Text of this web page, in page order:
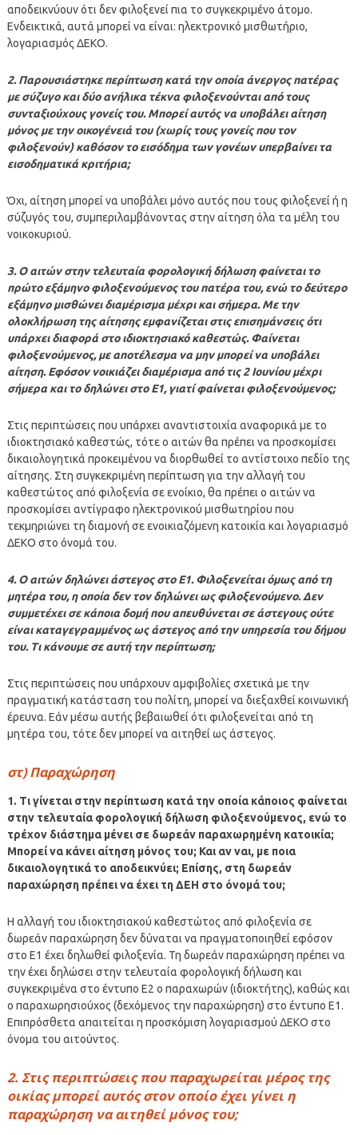
αποδεικνύουν ότι δεν φιλοξενεί πια το συγκεκριμένο άτομο.
Ενδεικτικά, αυτά μπορεί να είναι: ηλεκτρονικό μισθωτήριο,
λογαριασμός ΔΕΚΟ.
2. Παρουσιάστηκε περίπτωση κατά την οποία άνεργος πατέρας
με σύζυγο και δύο ανήλικα τέκνα φιλοξενούνται από τους
συνταξιούχους γονείς του. Μπορεί αυτός να υποβάλει αίτηση
μόνος με την οικογένειά του (χωρίς τους γονείς που τον
φιλοξενούν) καθόσον το εισόδημα των γονέων υπερβαίνει τα
εισοδηματικά κριτήρια;
Όχι, αίτηση μπορεί να υποβάλει μόνο αυτός που τους φιλοξενεί ή η
σύζυγός του, συμπεριλαμβάνοντας στην αίτηση όλα τα μέλη του
νοικοκυριού.
3. Ο αιτών στην τελευταία φορολογική δήλωση φαίνεται το
πρώτο εξάμηνο φιλοξενούμενος του πατέρα του, ενώ το δεύτερο
εξάμηνο μισθώνει διαμέρισμα μέχρι και σήμερα. Με την
ολοκλήρωση της αίτησης εμφανίζεται στις επισημάνσεις ότι
υπάρχει διαφορά στο ιδιοκτησιακό καθεστώς. Φαίνεται
φιλοξενούμενος, με αποτέλεσμα να μην μπορεί να υποβάλει
αίτηση. Εφόσον νοικιάζει διαμέρισμα από τις 2 Ιουνίου μέχρι
σήμερα και το δηλώνει στο Ε1, γιατί φαίνεται φιλοξενούμενος;
Στις περιπτώσεις που υπάρχει αναντιστοιχία αναφορικά με το
ιδιοκτησιακό καθεστώς, τότε ο αιτών θα πρέπει να προσκομίσει
δικαιολογητικά προκειμένου να διορθωθεί το αντίστοιχο πεδίο της
αίτησης. Στη συγκεκριμένη περίπτωση για την αλλαγή του
καθεστώτος από φιλοξενία σε ενοίκιο, θα πρέπει ο αιτών να
προσκομίσει αντίγραφο ηλεκτρονικού μισθωτηρίου που
τεκμηριώνει τη διαμονή σε ενοικιαζόμενη κατοικία και λογαριασμό
ΔΕΚΟ στο όνομά του.
4. Ο αιτών δηλώνει άστεγος στο Ε1. Φιλοξενείται όμως από τη
μητέρα του, η οποία δεν τον δηλώνει ως φιλοξενούμενο. Δεν
συμμετέχει σε κάποια δομή που απευθύνεται σε άστεγους ούτε
είναι καταγεγραμμένος ως άστεγος από την υπηρεσία του δήμου
του. Τι κάνουμε σε αυτή την περίπτωση;
Στις περιπτώσεις που υπάρχουν αμφιβολίες σχετικά με την
πραγματική κατάσταση του πολίτη, μπορεί να διεξαχθεί κοινωνική
έρευνα. Εάν μέσω αυτής βεβαιωθεί ότι φιλοξενείται από τη
μητέρα του, τότε δεν μπορεί να αιτηθεί ως άστεγος.
στ) Παραχώρηση
1. Τι γίνεται στην περίπτωση κατά την οποία κάποιος φαίνεται
στην τελευταία φορολογική δήλωση φιλοξενούμενος, ενώ το
τρέχον διάστημα μένει σε δωρεάν παραχωρημένη κατοικία;
Μπορεί να κάνει αίτηση μόνος του; Και αν ναι, με ποια
δικαιολογητικά το αποδεικνύει; Επίσης, στη δωρεάν
παραχώρηση πρέπει να έχει τη ΔΕΗ στο όνομά του;
Η αλλαγή του ιδιοκτησιακού καθεστώτος από φιλοξενία σε
δωρεάν παραχώρηση δεν δύναται να πραγματοποιηθεί εφόσον
στο Ε1 έχει δηλωθεί φιλοξενία. Τη δωρεάν παραχώρηση πρέπει να
την έχει δηλώσει στην τελευταία φορολογική δήλωση και
συγκεκριμένα στο έντυπο Ε2 ο παραχωρών (ιδιοκτήτης), καθώς και
ο παραχωρησιούχος (δεχόμενος την παραχώρηση) στο έντυπο Ε1.
Επιπρόσθετα απαιτείται η προσκόμιση λογαριασμού ΔΕΚΟ στο
όνομα του αιτούντος.
2. Στις περιπτώσεις που παραχωρείται μέρος της
οικίας μπορεί αυτός στον οποίο έχει γίνει η
παραχώρηση να αιτηθεί μόνος του;